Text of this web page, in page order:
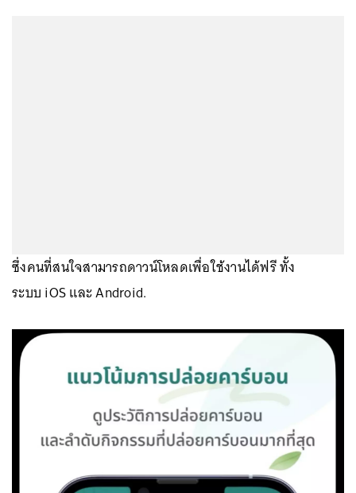
ซึ่งคนที่สนใจสามารถดาวน์โหลดเพื่อใช้งานได้ฟรี ทั้ง
ระบบ iOS และ Android.